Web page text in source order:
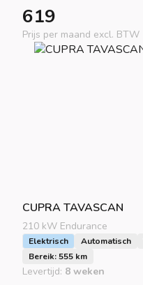
619
Prijs per maand excl. BTW
CUPRATAVASCAN
210 kW Endurance
Elektrisch Automatisch
Bereik: 555 km
Levertijd: 8 weken